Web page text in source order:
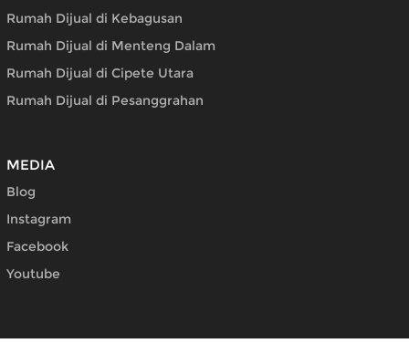
Rumah Dijual di Kebagusan
Rumah Dijual di Menteng Dalam
Rumah Dijual di Cipete Utara
Rumah Dijual di Pesanggrahan
MEDIA
Blog
Instagram
Facebook
Youtube